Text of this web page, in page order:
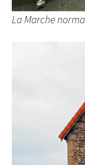
La Marche